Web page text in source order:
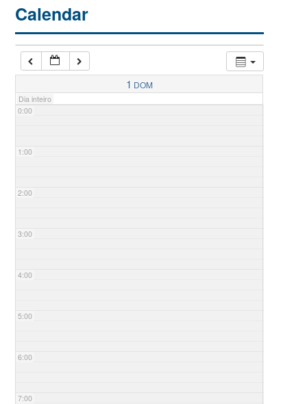
Calendar
1 DOM
Dia inteiro
0:00
1:00
2:00
3:00
4:00
5:00
6:00
7:00